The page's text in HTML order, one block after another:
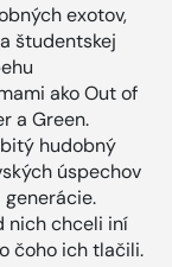
exotov,
študentskej
ako Out of
a Green.
hudobný
úspechov
nich chceli iní
čoho ich tlačili.